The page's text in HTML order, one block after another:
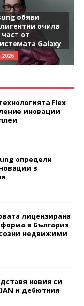
обяви
очила
част от
Galaxy
Flex
иновации
определи
в
лицензирана
в България
недвижими
новия си
и дебютния